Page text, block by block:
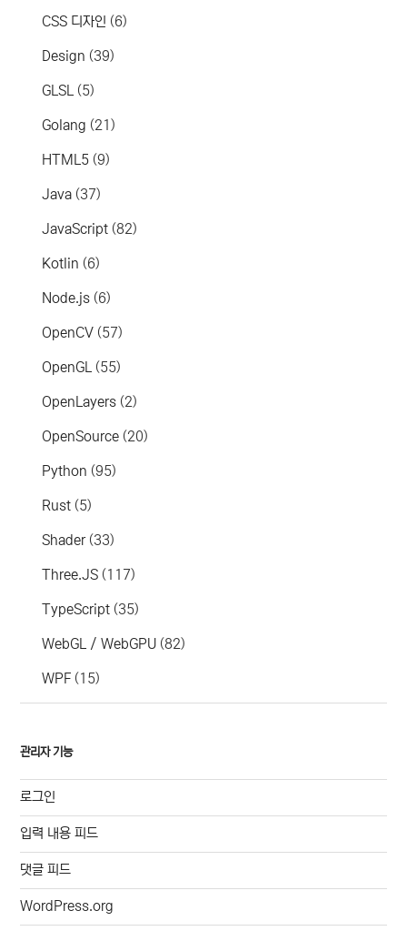
CSS 디자인 (6)
Design (39)
GLSL (5)
Golang (21)
HTML5 (9)
Java (37)
JavaScript (82)
Kotlin (6)
Node.js (6)
OpenCV (57)
OpenGL (55)
OpenLayers (2)
OpenSource (20)
Python (95)
Rust (5)
Shader(33)
Three.JS (117)
TypeScript (35)
WebGL / WebGPU (82)
WPF (15)
관리자 기능
로그인
입력 내용 피드
댓글 피드
WordPress.org